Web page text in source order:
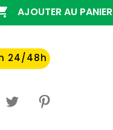
AJOUTER AU PANIER
24/48h